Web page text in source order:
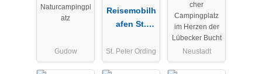
Naturcampingpl
atz
Gudow
Reisemobilh
afen St.
St. Peter Ording
cher
Campingplatz
im Herzen der
Lübecker Bucht
Neustadt